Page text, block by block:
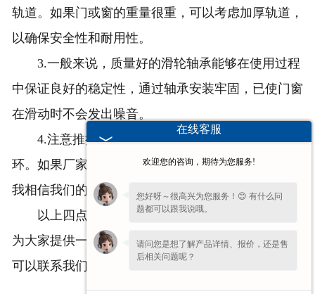
轨道。如果门或窗的重量很重，可以考虑加厚轨道，
以确保安全性和耐用性。
3.一般来说，质量好的滑轮轴承能够在使用过程
中保证良好的稳定性，通过轴承安装牢固，已使门窗
在滑动时不会发出噪音。
4.注意推拉门滑轮的安装也是选择时重要的一
环。如果厂家能够提供良好的售后和安装服务，那么
我相信我们的选择才是更正正确的。
以上四点分享希望能够在大家选购推拉门滑轮时
为大家提供一些参考和帮助，如果您还有其他的问题
可以联系我们厂家。
在线客服
欢迎您的咨询，期待为您服务!
您好呀～很高兴为您服务！😊 有什么问
题都可以跟我说哦。
请问您是想了解产品详情、报价，还是售
后相关问题呢？